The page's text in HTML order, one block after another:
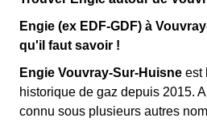
Engie (ex EDF-GDF) à
qu'il faut savoir !
Engie Vouvray-Sur-Huisne est
historique de gaz depuis 2015.
connu sous plusieurs autres